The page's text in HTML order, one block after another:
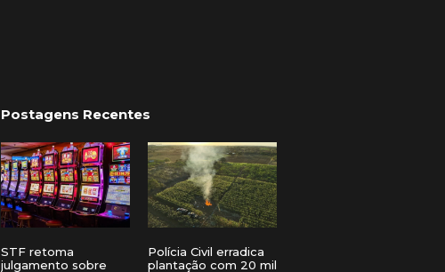
Postagens Recentes
STF retoma
julgamento sobre
Polícia Civil erradica
plantação com 20 mil